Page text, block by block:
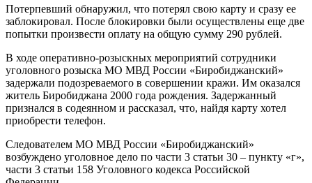
Потерпевший обнаружил, что потерял свою карту и сразу ее
заблокировал. После блокировки были осуществлены еще две
попытки произвести оплату на общую сумму 290 рублей.
В ходе оперативно-розыскных мероприятий сотрудники
уголовного розыска МО МВД России «Биробиджанский»
задержали подозреваемого в совершении кражи. Им оказался
житель Биробиджана 2000 года рождения. Задержанный
признался в содеянном и рассказал, что, найдя карту хотел
приобрести телефон.
Следователем МО МВД России «Биробиджанский»
возбуждено уголовное дело по части 3 статьи 30 – пункту «г»,
части 3 статьи 158 Уголовного кодекса Российской